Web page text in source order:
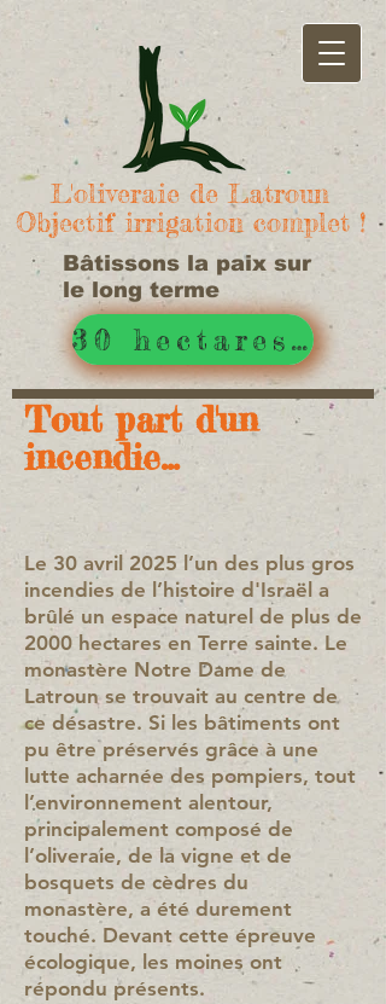
L'oliveraie de Latroun
Objectif irrigation complet !
30 hectares
Bâtissons la paix sur
le long terme
Tout part d'un
incendie...
Le 30 avril 2025 l’un des plus gros
incendies de l’histoire d'Israël a
brûlé un espace naturel de plus de
2000 hectares en Terre sainte. Le
monastère Notre Dame de
Latroun se trouvait au centre de
ce désastre. Si les bâtiments ont
pu être préservés grâce à une
lutte acharnée des pompiers, tout
l’environnement alentour,
principalement composé de
l’oliveraie, de la vigne et de
bosquets de cèdres du
monastère, a été durement
touché. Devant cette épreuve
écologique, les moines ont
répondu présents.